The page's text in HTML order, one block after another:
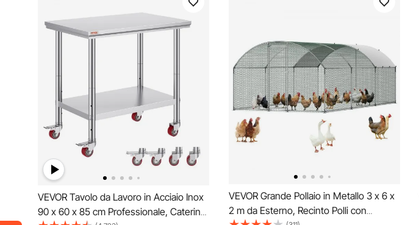
VEVOR Tavolo da Lavoro in Acciaio Inox
90 x 60 x 85 cm Professionale, Catering
VEVOR Grande Pollaio in Metallo 3 x 6 x
2 m da Esterno, Recinto Polli con